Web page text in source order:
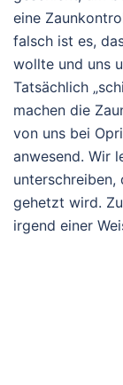
eine
falsch ist es,
wollte und uns
Tatsächlich
machen die
von uns bei
anwesend. Wir
gehetzt wird.
irgend einer